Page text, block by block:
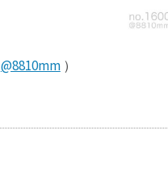
@8810mm）